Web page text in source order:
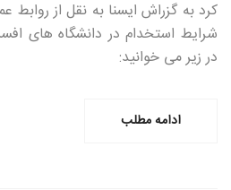
کرد به گزراش ایسنا به نقل از روابط
شرایط استخدام در دانشگاه های
در زیر می خوانید:
ادامه مطلب